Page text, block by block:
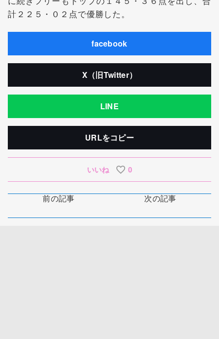
計２２５・０２点で優勝した。
facebook
X（旧Twitter）
LINE
URLをコピー
いいね 0
前の記事 次の記事